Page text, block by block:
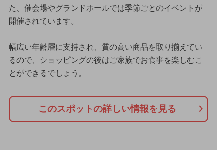
た、催会場やグランドホールでは季節ごとのイベントが
開催されています。
幅広い年齢層に支持され、質の高い商品を取り揃えてい
るので、ショッピングの後はご家族でお食事を楽しむこ
とができるでしょう。
このスポットの詳しい情報を見る